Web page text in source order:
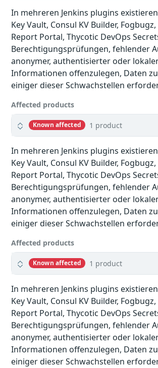
In mehreren Jenkins plugins
Key Vault, Consul KV Builder,
Report Portal, Thycotic DevOps
Berechtigungsprüfungen, fehlender
anonymer, authentisierter oder
Informationen offenzulegen, Daten
einiger dieser Schwachstellen
Affected products
Known affected 1 product
In mehreren Jenkins plugins
Key Vault, Consul KV Builder,
Report Portal, Thycotic DevOps
Berechtigungsprüfungen, fehlender
anonymer, authentisierter oder
Informationen offenzulegen, Daten
einiger dieser Schwachstellen
Affected products
Known affected 1 product
In mehreren Jenkins plugins
Key Vault, Consul KV Builder,
Report Portal, Thycotic DevOps
Berechtigungsprüfungen, fehlender
anonymer, authentisierter oder
Informationen offenzulegen, Daten
einiger dieser Schwachstellen